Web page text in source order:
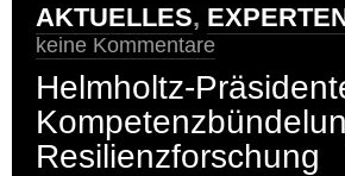
AKTUELLES,
keine Kommentare
Helmholtz-
Resilienzforschung